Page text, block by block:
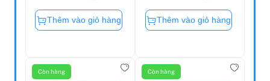
Thêm vào giỏ hàng Thêm vào giỏ hàng
Còn hàng Còn hàng